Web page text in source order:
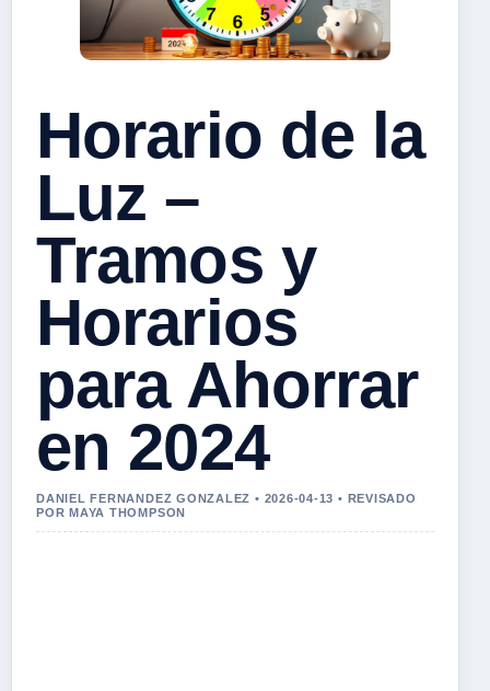
Horario de la
Luz –
Tramos y
Horarios
para Ahorrar
en 2024
DANIEL FERNANDEZ GONZALEZ • 2026-04-13 • REVISADO
POR MAYA THOMPSON